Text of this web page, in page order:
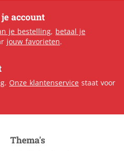
account
je bestelling, betaal je
jouw favorieten.
Onze klantenservice staat voor
Thema's